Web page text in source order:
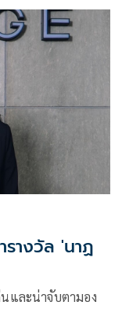
รางวัล 'นาฏ
และน่าจับตามอง